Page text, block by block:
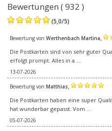
Bewertungen ( 932 )
(5,0/5)
Bewertung von Werthenbach Martina,
Die Postkarten sind von sehr guter
erfolgt prompt. Alles in a ...
13-07-2026
Bewertung von Matthias,
Die Postkarten haben eine super
hat wunderbar gepasst. Vom ...
05-07-2026